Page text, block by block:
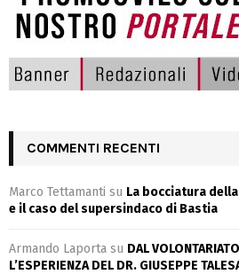
COMMENTI RECENTI
Marco Tettamanti su La bocciatura
e il caso del supersindaco di Bastia
Armando Laporta su DAL
L’ESPERIENZA DEL DR. GIUSEPPE